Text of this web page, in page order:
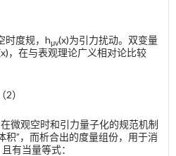
时度规，hμv(x)为引力扰动。双变量
，在与表观理论广义相对论比较
2）
微观空时和引力量子化的规范机制
积”，而析合出的度量组份，用于消
有当量等式：